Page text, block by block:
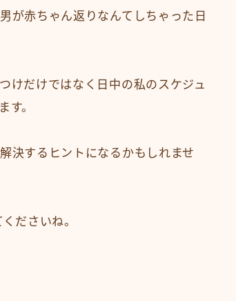
が赤ちゃん返りなんてしちゃった日
けだけではなく日中の私のスケジュ
す。
決するヒントになるかもしれませ
ださいね。